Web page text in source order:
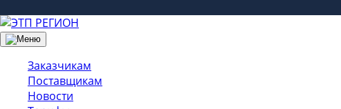
Заказчикам
Поставщикам
Новости